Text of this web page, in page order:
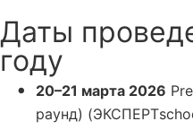
Даты
году
20–21 марта 2026
раунд)